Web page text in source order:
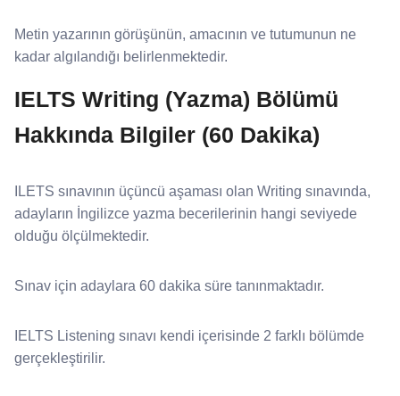
Metin yazarının görüşünün, amacının ve tutumunun ne
kadar algılandığı belirlenmektedir.
IELTS Writing (Yazma) Bölümü
Hakkında Bilgiler (60 Dakika)
ILETS sınavının üçüncü aşaması olan Writing sınavında,
adayların İngilizce yazma becerilerinin hangi seviyede
olduğu ölçülmektedir.
Sınav için adaylara 60 dakika süre tanınmaktadır.
IELTS Listening sınavı kendi içerisinde 2 farklı bölümde
gerçekleştirilir.